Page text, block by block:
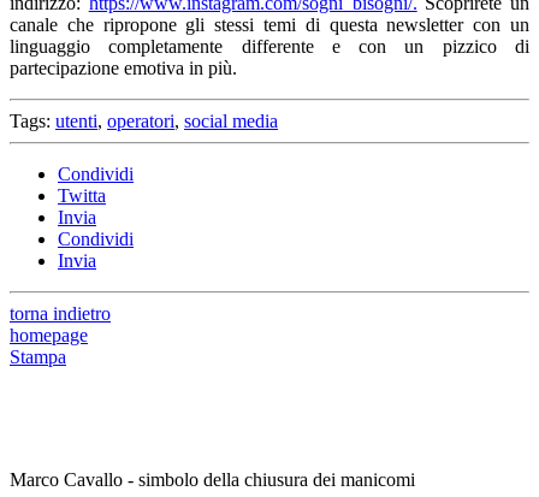
canale che ripropone gli stessi temi di questa newsletter con un
linguaggio completamente differente e con un pizzico di
partecipazione emotiva in più.
Tags: utenti, operatori, social media
Condividi
Twitta
Invia
Condividi
Invia
torna indietro
homepage
Stampa
Marco Cavallo - simbolo della chiusura dei manicomi